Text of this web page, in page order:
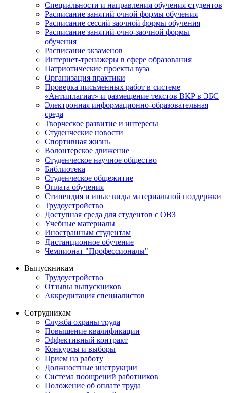
Специальности и направления обучения студентов
Расписание занятий очной формы обучения
Расписание сессий заочной формы обучения
Расписание занятий очно-заочной формы
обучения
Расписание экзаменов
Интернет-тренажеры в сфере образования
Патриотические проекты вуза
Организация практики
Проверка письменных работ в системе
«Антиплагиат» и размещение текстов ВКР в ЭБС
Электронная информационно-образовательная
среда
Творческое развитие и интересы
Студенческие новости
Спортивная жизнь
Волонтерское движение
Студенческое научное общество
Библиотека
Студенческое общежитие
Оплата обучения
Стипендия и иные виды материальной поддержки
Трудоустройство
Доступная среда для студентов с ОВЗ
Учебные материалы
Иностранным студентам
Дистанционное обучение
Чемпионат "Профессионалы"
Выпускникам
Трудоустройство
Отзывы выпускников
Аккредитация специалистов
Сотрудникам
Служба охраны труда
Повышение квалификации
Эффективный контракт
Конкурсы и выборы
Прием на работу
Должностные инструкции
Система поощрений работников
Положение об оплате труда